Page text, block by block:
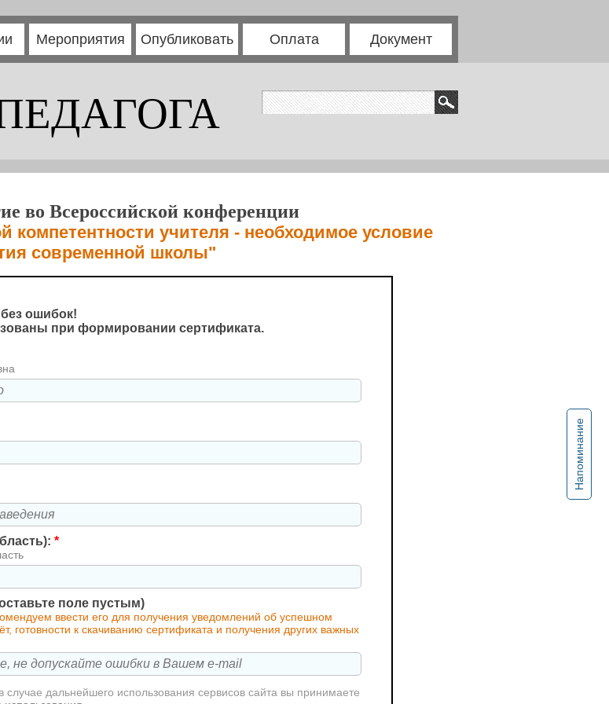
Мероприятия Опубликовать Оплата Документ
Напоминание
во Всероссийской конференции
учителя - необходимое условие
современной школы"
ошибок!
при формировании сертификата.
*
поле пустым)
ввести его для получения уведомлений об успешном
готовности к скачиванию сертификата и получения других важных
дальнейшего использования сервисов сайта вы принимаете